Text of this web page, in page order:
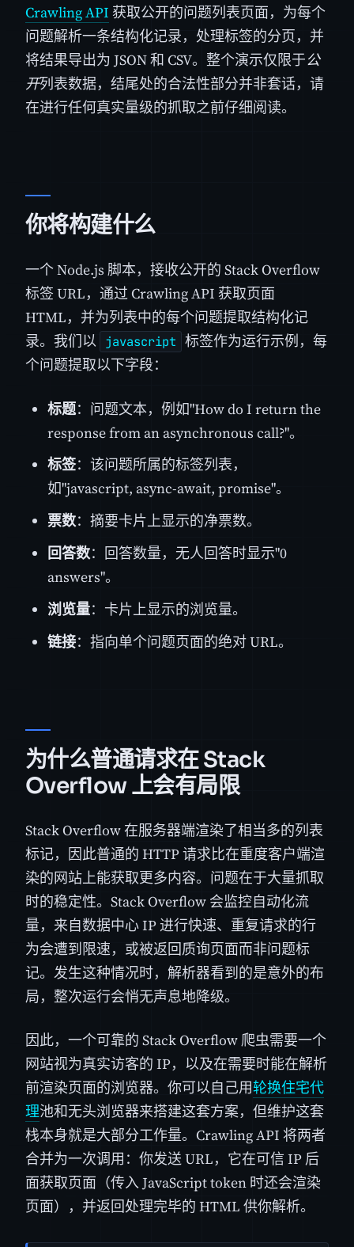
Crawling API 获取公开的问题列表页面，为每个
问题解析一条结构化记录，处理标签的分页，并
将结果导出为 JSON 和 CSV。整个演示仅限于公
开列表数据，结尾处的合法性部分并非套话，请
在进行任何真实量级的抓取之前仔细阅读。
你将构建什么
一个 Node.js 脚本，接收公开的 Stack Overflow
标签 URL，通过 Crawling API 获取页面
HTML，并为列表中的每个问题提取结构化记
录。我们以
javascript 标签作为运行示例，每
个问题提取以下字段：
标题：问题文本，例如"How do I return the
response from an asynchronous call?"。
标签：该问题所属的标签列表，
如"javascript, async-await, promise"。
票数：摘要卡片上显示的净票数。
回答数：回答数量，无人回答时显示"0
answers"。
浏览量：卡片上显示的浏览量。
链接：指向单个问题页面的绝对 URL。
为什么普通请求在 Stack
Overflow 上会有局限
Stack Overflow 在服务器端渲染了相当多的列表
标记，因此普通的 HTTP 请求比在重度客户端渲
染的网站上能获取更多内容。问题在于大量抓取
时的稳定性。Stack Overflow 会监控自动化流
量，来自数据中心 IP 进行快速、重复请求的行
为会遭到限速，或被返回质询页面而非问题标
记。发生这种情况时，解析器看到的是意外的布
局，整次运行会悄无声息地降级。
因此，一个可靠的 Stack Overflow 爬虫需要一个
网站视为真实访客的 IP，以及在需要时能在解析
前渲染页面的浏览器。你可以自己用轮换住宅代
理池和无头浏览器来搭建这套方案，但维护这套
栈本身就是大部分工作量。Crawling API 将两者
合并为一次调用：你发送 URL，它在可信 IP 后
面获取页面（传入 JavaScript token 时还会渲染
页面），并返回处理完毕的 HTML 供你解析。